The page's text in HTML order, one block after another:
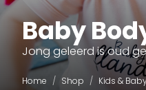
Baby
Jong geleerd is oud
Home Shop Kids &